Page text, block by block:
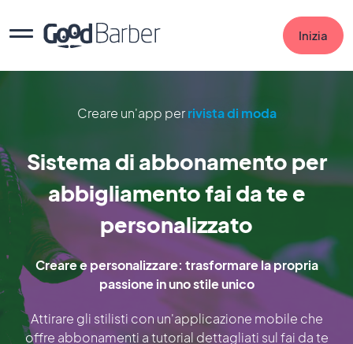
Inizia
Creare un'app perrivista di moda
Sistema di abbonamento per
abbigliamento fai da te e
personalizzato
Creare e personalizzare: trasformare la propria
passione in uno stile unico
Attirare gli stilisti con un'applicazione mobile che
offre abbonamenti a tutorial dettagliati sul fai da te